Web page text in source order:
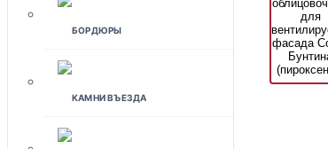
БОРДЮРЫ
КАМНИ ВЪЕЗДА